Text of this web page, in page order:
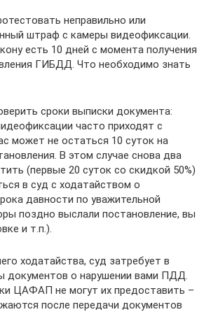
неправильно или
штраф с камеры видеофиксации.
есть 10 дней с момента получения
ГИБДД. Что необходимо знать
сроки выписки документа:
часто приходят с
может не остаться 10 суток на
В этом случае снова два
(первые 20 суток со скидкой 50%)
в суд с ходатайством о
давности по уважительной
поздно выслали постановление, вы
и т.п.).
ходатайства, суд затребует в
о нарушении вами ПДД.
ЦАФАП не могут их предоставить –
после передачи документов